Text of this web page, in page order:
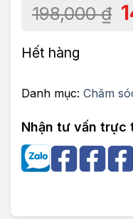
198,000₫
Hết hàng
Danh mục: Chăm
Nhận tư vấn trực